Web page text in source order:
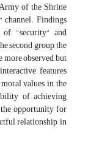
of the Shrine
channel. Findings
"security" and
second group, the
observed, but
features
values in the
of achieving
opportunity for
relationship in